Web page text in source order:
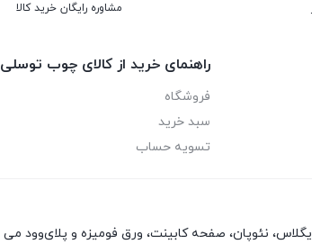
مشاوره رایگان خرید کالا
راهنمای خرید از کالای چوب توسلی
فروشگاه
سبد خرید
تسویه حساب